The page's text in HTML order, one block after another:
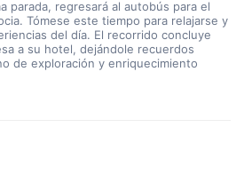
Tómese este tiempo para relajarse y
del día. El recorrido concluye
a su hotel, dejándole recuerdos
de exploración y enriquecimiento